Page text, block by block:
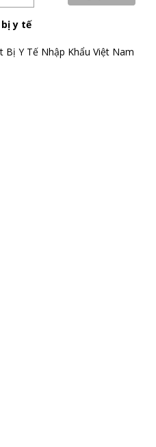
y tế
Y Tế Nhập Khẩu Việt Nam